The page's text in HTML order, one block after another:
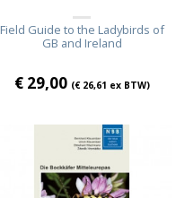
Field Guide to the Ladybirds of
GB and Ireland
€29,00 (€26,61 ex BTW)